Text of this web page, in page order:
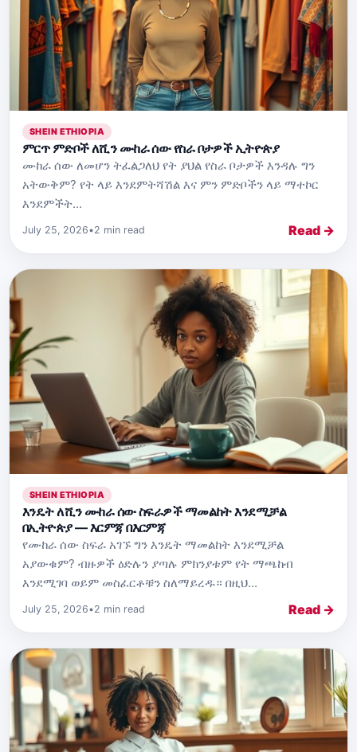
SHEIN ETHIOPIA
ምርጥ ምድቦች ለሺን ሙከራ ሰው የስራ ቦታዎች ኢትዮጵያ
ሙከራ ሰው ለመሆን ትፈልጋለህ የት ያህል የስራ ቦታዎች እንዳሉ ግን
አትውቅም? የት ላይ እንደምትሻሽል እና ምን ምድቦችን ላይ ማተኮር
እንደምችት...
July 25, 2026•2 min read Read →
SHEIN ETHIOPIA
እንዴት ለሺን ሙከራ ሰው ስፍራዎች ማመልከት እንደሚቻል
በኢትዮጵያ — እርምጃ በእርምጃ
የሙከራ ሰው ስፍራ አገኙ ግን እንዴት ማመልከት እንደሚቻል
አያውቁም? ብዙዎች ዕድሉን ያጣሉ ምክንያቱም የት ማጫከብ
እንደሚገባ ወይም መስፈርቶቹን ስለማይረዱ። በዚህ...
July 25, 2026•2 min read Read →